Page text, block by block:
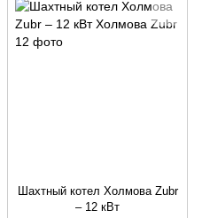
Шахтный котел Холмова Zubr
– 12 кВт